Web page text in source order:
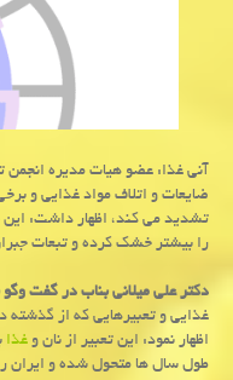
آنی غذا: عضو هیات مدیره انجمن
ضایعات و اتلاف مواد غذایی و
تشدید می كند، اظهار داشت:
را بیشتر خشك كرده و تبعات
دكتر علی میلانی بناب در گفت وگو
غذایی و تعبیرهایی كه از گذشته
اظهار نمود: این تعبیر از نان وغذا
طول سال ها متحول شده و ایران را